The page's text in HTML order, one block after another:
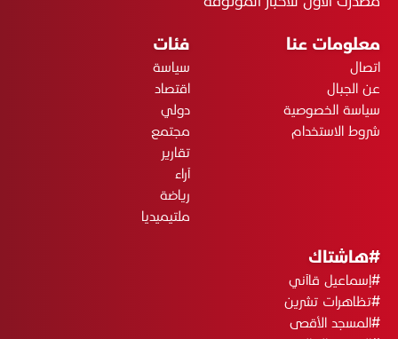
معلومات عنا
اتصال
عن الجبال
سياسة الخصوصية
شروط الاستخدام
فئات
سياسة
اقتصاد
دولي
مجتمع
تقارير
آراء
رياضة
ملتيميديا
#هاشتاك
#إسماعيل قاآني
#تظاهرات تشرين
#المسجد الأقصى